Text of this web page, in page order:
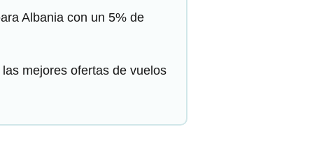
Albania con un 5% de
mejores ofertas de vuelos